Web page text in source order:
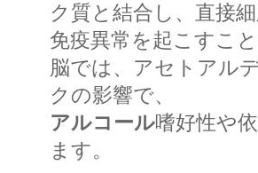
ク質と結合し、直接
免疫異常を起こすこ
脳では、アセトアル
クの影響で、
アルコール嗜好性や
ます。